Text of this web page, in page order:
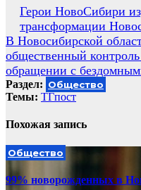
Навигация
по
записям
Герои НовоСибири
трансформации
В Новосибирской
общественный
обращении с
Раздел: Общество
Темы: ТГпост
Похожая запись
Общество
99% новорожденных в